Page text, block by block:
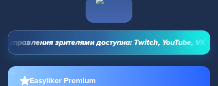
управления зрителями доступна: Twitch, YouTube, VK
Easyliker Premium